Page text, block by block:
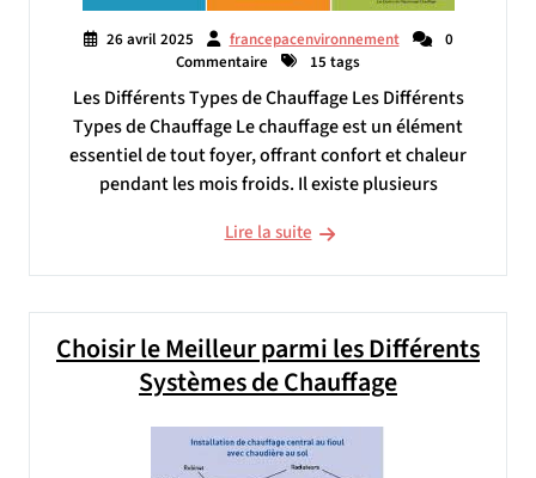
26 avril 2025 francepacenvironnement
0
Commentaire
15 tags
Les Différents Types de Chauffage Les Différents
Types de Chauffage Le chauffage est un élément
essentiel de tout foyer, offrant confort et chaleur
pendant les mois froids. Il existe plusieurs
Lire la suite
Choisir le Meilleur parmi les Différents
Systèmes de Chauffage